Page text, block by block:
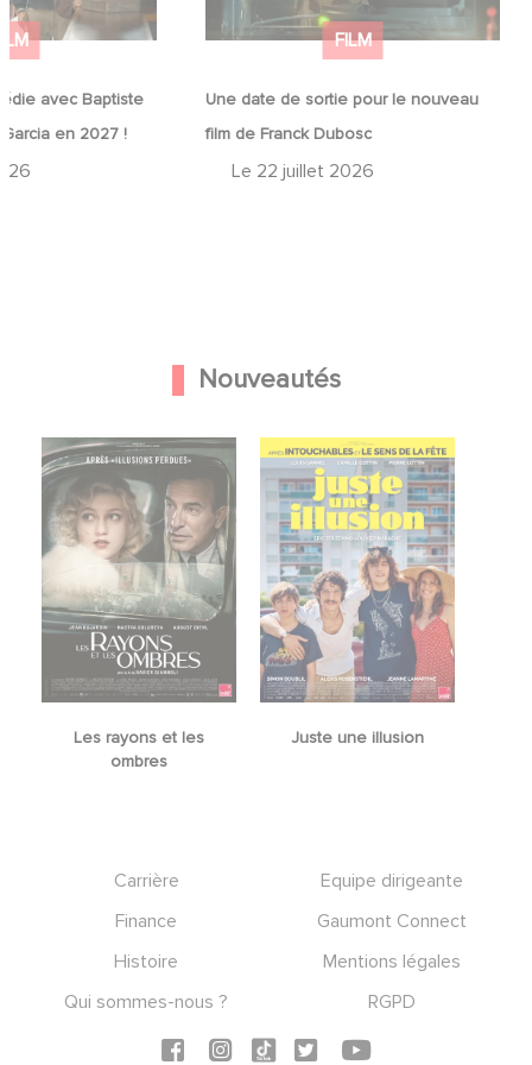
avec Baptiste
en 2027 !
FILM
Une date de sortie pour le nouveau
film de Franck Dubosc
Le 22 juillet 2026
Nouveautés
Les rayons et les
ombres
Juste une illusion
Carrière
Equipe dirigeante
Finance
Gaumont Connect
Histoire
Mentions légales
Qui sommes-nous ?
RGPD
Social icons